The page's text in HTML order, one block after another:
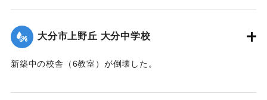
｜固有コード:
大分市上野丘 大分中学校
新築中の校舎（6教室）が倒壊した。